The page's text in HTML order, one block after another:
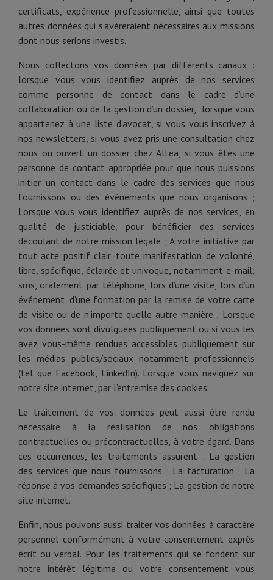
certificats, expérience professionnelle, ainsi que toutes
autres données qui s’avèreraient nécessaires aux missions
dont nous serions investis.
Nous collectons vos données par différents canaux :
lorsque vous vous identifiez auprès de nos services
comme personne de contact dans le cadre d’une
collaboration ou de la gestion d’un dossier, lorsque vous
appartenez à une liste d’avocat, si vous vous inscrivez à
nos newsletters, si vous avez pris une consultation chez
nous ou ouvert un dossier chez Altea, si vous êtes une
personne de contact appropriée pour que nous puissions
initier un contact dans le cadre des services que nous
fournissons ou des évènements que nous organisons ;
Lorsque vous vous identifiez auprès de nos services, en
qualité de justiciable, pour bénéficier des services
découlant de notre mission légale ; A votre initiative par
tout acte positif clair, toute manifestation de volonté,
libre, spécifique, éclairée et univoque, notamment e-mail,
sms, oralement par téléphone, lors d’une visite, lors d’un
événement, d’une formation par la remise de votre carte
de visite ou de n’importe quelle autre manière ; Lorsque
vos données sont divulguées publiquement ou si vous les
avez vous-même rendues accessibles publiquement sur
les médias publics/sociaux notamment professionnels
(tel que Facebook, LinkedIn). Lorsque vous naviguez sur
notre site internet, par l’entremise des cookies.
Le traitement de vos données peut aussi être rendu
nécessaire à la réalisation de nos obligations
contractuelles ou précontractuelles, à votre égard. Dans
ces occurrences, les traitements assurent : La gestion
des services que nous fournissons ; La facturation ; La
réponse à vos demandes spécifiques ; La gestion de notre
site internet.
Enfin, nous pouvons aussi traiter vos données à caractère
personnel conformément à votre consentement exprès
écrit ou verbal. Pour les traitements qui se fondent sur
notre intérêt légitime ou votre consentement vous